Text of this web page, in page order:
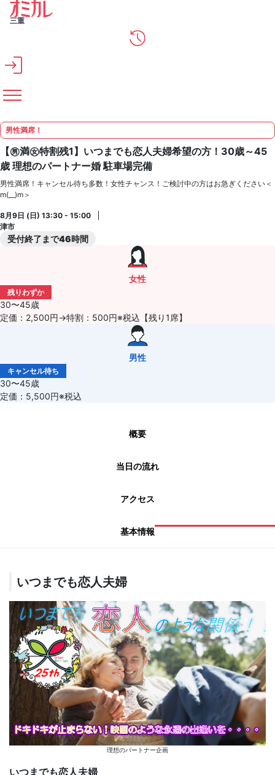
メインコンテンツへスキップ
三重
男性満席！
【㊚満㊛特割残1】いつまでも恋人夫婦希望の方！30歳～45
歳 理想のパートナー婚 駐車場完備
男性満席！キャンセル待ち多数！女性チャンス！ご検討中の方はお急ぎください＜
m(__)m＞
8月9日 (日) 13:30 - 15:00
津市
受付終了まで46時間
女性
残りわずか
30〜45歳
定価：2,500円→特割：500円※税込【残り1席】
男性
キャンセル待ち
30〜45歳
定価：5,500円※税込
概要
当日の流れ
アクセス
基本情報
いつまでも恋人夫婦
理想のパートナー企画
いつまでも恋人夫婦